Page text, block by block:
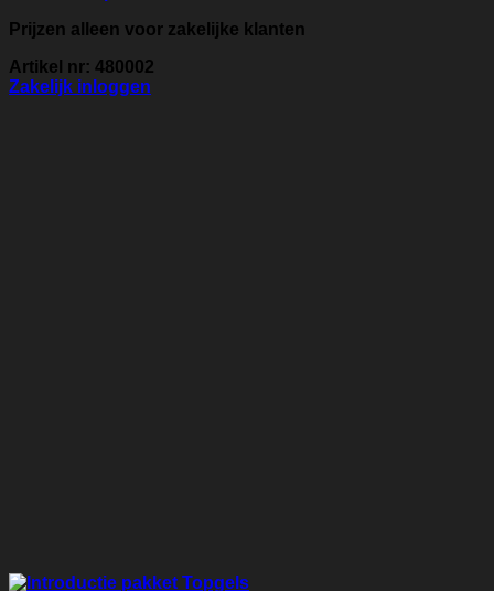
Prijzen alleen voor zakelijke klanten
Artikel nr: 480002
Zakelijk inloggen